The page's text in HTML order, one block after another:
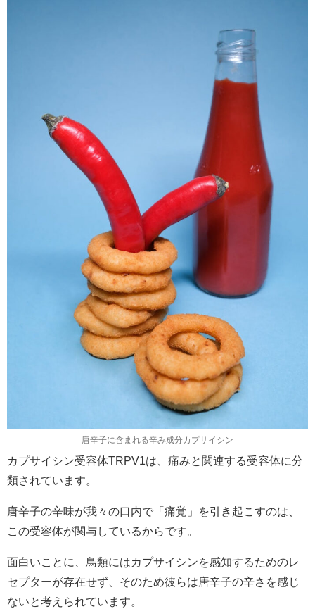
唐辛子に含まれる辛み成分カプサイシン
カプサイシン受容体TRPV1は、痛みと関連する受容体に分
類されています。
唐辛子の辛味が我々の口内で「痛覚」を引き起こすのは、
この受容体が関与しているからです。
面白いことに、鳥類にはカプサイシンを感知するためのレ
セプターが存在せず、そのため彼らは唐辛子の辛さを感じ
ないと考えられています。